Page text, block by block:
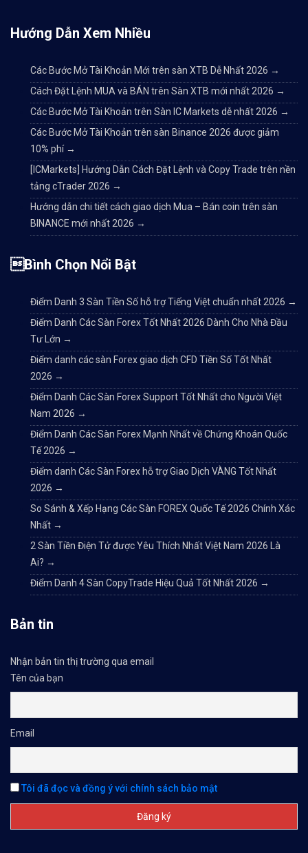
Hướng Dẫn Xem Nhiều
Các Bước Mở Tài Khoản Mới trên sàn XTB Dễ Nhất 2026 →
Cách Đặt Lệnh MUA và BÁN trên Sàn XTB mới nhất 2026 →
Các Bước Mở Tài Khoản trên Sàn IC Markets dễ nhất 2026 →
Các Bước Mở Tài Khoản trên sàn Binance 2026 được giảm
10% phí →
[ICMarkets] Hướng Dẫn Cách Đặt Lệnh và Copy Trade trên nền
tảng cTrader 2026 →
Hướng dẫn chi tiết cách giao dịch Mua – Bán coin trên sàn
BINANCE mới nhất 2026 →
Bình Chọn Nổi Bật
Điểm Danh 3 Sàn Tiền Số hỗ trợ Tiếng Việt chuẩn nhất 2026 →
Điểm Danh Các Sàn Forex Tốt Nhất 2026 Dành Cho Nhà Đầu
Tư Lớn →
Điểm danh các sàn Forex giao dịch CFD Tiền Số Tốt Nhất
2026 →
Điểm Danh Các Sàn Forex Support Tốt Nhất cho Người Việt
Nam 2026 →
Điểm Danh Các Sàn Forex Mạnh Nhất về Chứng Khoán Quốc
Tế 2026 →
Điểm danh Các Sàn Forex hỗ trợ Giao Dịch VÀNG Tốt Nhất
2026 →
So Sánh & Xếp Hạng Các Sàn FOREX Quốc Tế 2026 Chính Xác
Nhất →
2 Sàn Tiền Điện Tử được Yêu Thích Nhất Việt Nam 2026 Là
Ai? →
Điểm Danh 4 Sàn CopyTrade Hiệu Quả Tốt Nhất 2026 →
Bản tin
Nhận bản tin thị trường qua email
Tên của bạn
Email
Tôi đã đọc và đồng ý với chính sách bảo mật